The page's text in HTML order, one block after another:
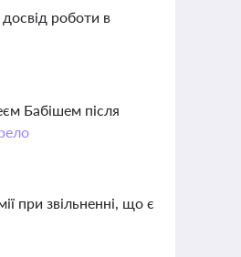
роботи в
Бабішем після
при звільненні, що є